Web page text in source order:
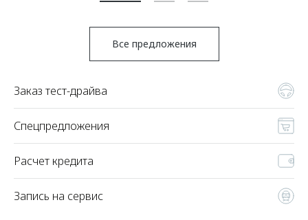
Все предложения
Заказ тест-драйва
Спецпредложения
Расчет кредита
Запись на сервис